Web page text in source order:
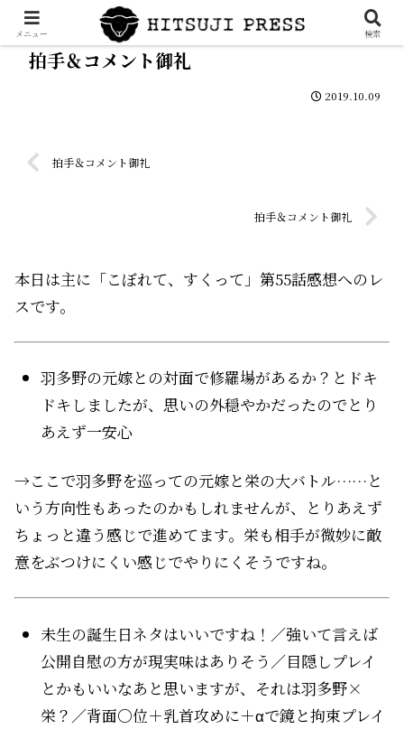
拍手＆コメント御礼
2019.10.09
拍手＆コメント御礼
拍手＆コメント御礼
本日は主に「こぼれて、すくって」第55話感想へのレ
スです。
羽多野の元嫁との対面で修羅場があるか？とドキ
ドキしましたが、思いの外穏やかだったのでとり
あえず一安心
→ここで羽多野を巡っての元嫁と栄の大バトル……と
いう方向性もあったのかもしれませんが、とりあえず
ちょっと違う感じで進めてます。栄も相手が微妙に敵
意をぶつけにくい感じでやりにくそうですね。
未生の誕生日ネタはいいですね！／強いて言えば
公開自慰の方が現実味はありそう／目隠しプレイ
とかもいいなあと思いますが、それは羽多野×
栄？／背面○位＋乳首攻めに＋αで鏡と拘束プレイ
メニュー 検索